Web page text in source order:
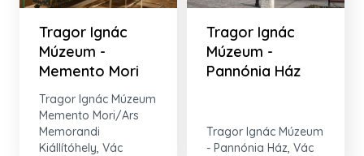
Tragor Ignác
Múzeum -
Memento Mori
Tragor Ignác Múzeum
Memento Mori/Ars
Memorandi
Kiállítóhely, Vác
Tragor Ignác
Múzeum -
Pannónia Ház
Tragor Ignác Múzeum
- Pannónia Ház, Vác